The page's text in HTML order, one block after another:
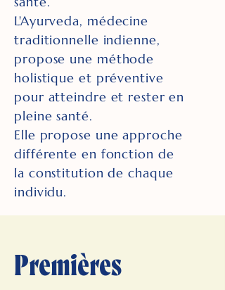
L'Ayurveda, médecine
traditionnelle indienne,
propose une méthode
holistique et préventive
pour atteindre et rester en
pleine santé.
Elle propose une approche
différente en fonction de
la constitution de chaque
individu.
Premières